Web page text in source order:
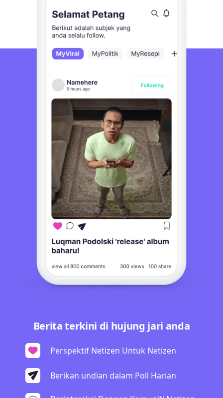
Berita terkini di hujung jari anda
Perspektif Netizen Untuk Netizen
Berikan undian dalam Poll Harian